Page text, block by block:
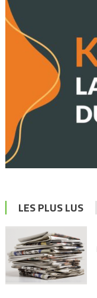
LES PLUS LUS